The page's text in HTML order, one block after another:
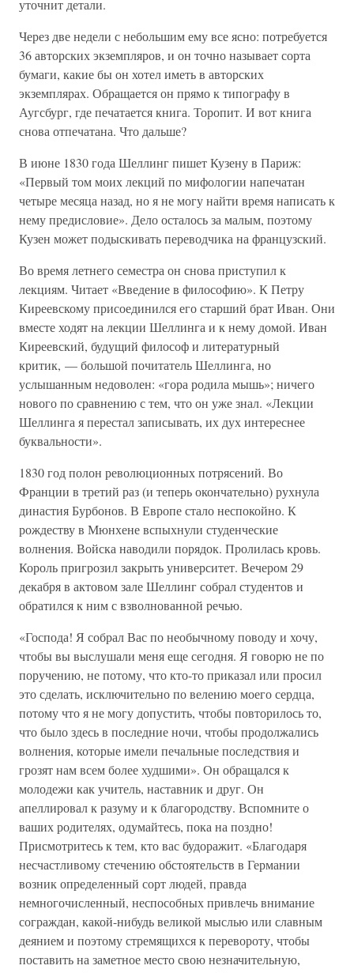
уточнит детали.
Через две недели с небольшим ему все ясно: потребуется
36 авторских экземпляров, и он точно называет сорта
бумаги, какие бы он хотел иметь в авторских
экземплярах. Обращается он прямо к типографу в
Аугсбург, где печатается книга. Торопит. И вот книга
снова отпечатана. Что дальше?
В июне 1830 года Шеллинг пишет Кузену в Париж:
«Первый том моих лекций по мифологии напечатан
четыре месяца назад, но я не могу найти время написать к
нему предисловие». Дело осталось за малым, поэтому
Кузен может подыскивать переводчика на французский.
Во время летнего семестра он снова приступил к
лекциям. Читает «Введение в философию». К Петру
Киреевскому присоединился его старший брат Иван. Они
вместе ходят на лекции Шеллинга и к нему домой. Иван
Киреевский, будущий философ и литературный
критик, — большой почитатель Шеллинга, но
услышанным недоволен: «гора родила мышь»; ничего
нового по сравнению с тем, что он уже знал. «Лекции
Шеллинга я перестал записывать, их дух интереснее
буквальности».
1830 год полон революционных потрясений. Во
Франции в третий раз (и теперь окончательно) рухнула
династия Бурбонов. В Европе стало неспокойно. К
рождеству в Мюнхене вспыхнули студенческие
волнения. Войска наводили порядок. Пролилась кровь.
Король пригрозил закрыть университет. Вечером 29
декабря в актовом зале Шеллинг собрал студентов и
обратился к ним с взволнованной речью.
«Господа! Я собрал Вас по необычному поводу и хочу,
чтобы вы выслушали меня еще сегодня. Я говорю не по
поручению, не потому, что кто-то приказал или просил
это сделать, исключительно по велению моего сердца,
потому что я не могу допустить, чтобы повторилось то,
что было здесь в последние ночи, чтобы продолжались
волнения, которые имели печальные последствия и
грозят нам всем более худшими». Он обращался к
молодежи как учитель, наставник и друг. Он
апеллировал к разуму и к благородству. Вспомните о
ваших родителях, одумайтесь, пока на поздно!
Присмотритесь к тем, кто вас будоражит. «Благодаря
несчастливому стечению обстоятельств в Германии
возник определенный сорт людей, правда
немногочисленный, неспособных привлечь внимание
сограждан, какой-нибудь великой мыслью или славным
деянием и поэтому стремящихся к перевороту, чтобы
поставить на заметное место свою незначительную,